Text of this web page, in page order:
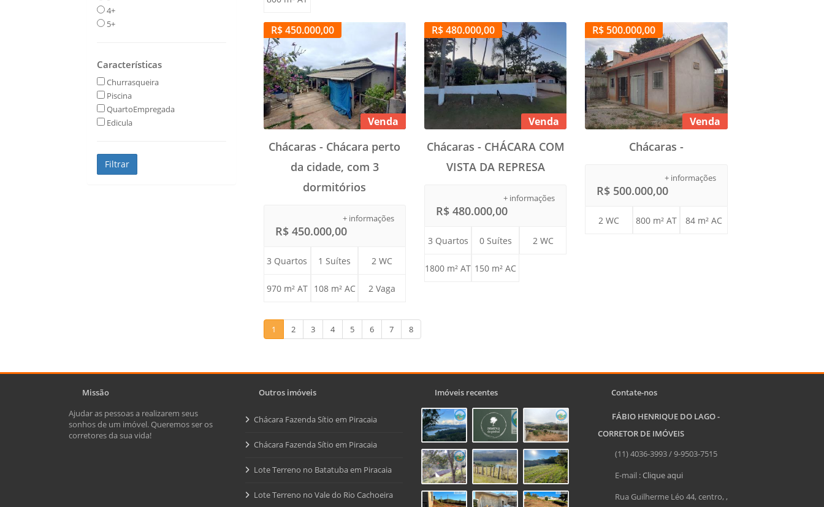
4+
5+
Características
Churrasqueira
Piscina
QuartoEmpregada
Edicula
R$ 450.000,00
Venda
Chácaras - Chácara perto
da cidade, com 3
dormitórios
+ informações
R$ 450.000,00
3 Quartos 1 Suítes 2 WC
970 m² AT 108 m² AC 2 Vaga
R$ 480.000,00
Venda
Chácaras - CHÁCARA COM
VISTA DA REPRESA
+ informações
R$ 480.000,00
3 Quartos 0 Suítes 2 WC
1800 m² AT 150 m² AC
R$ 500.000,00
Venda
Chácaras -
+ informações
R$ 500.000,00
2 WC 800 m² AT 84 m² AC
1 2 3 4 5 6 7 8
Missão
Ajudar as pessoas a realizarem seus
sonhos de um imóvel. Queremos ser os
corretores da sua vida!
Outros imóveis
Chácara Fazenda Sítio em Piracaia
Chácara Fazenda Sítio em Piracaia
Lote Terreno no Batatuba em Piracaia
Lote Terreno no Vale do Rio Cachoeira
Imóveis recentes Contate-nos
FÁBIO HENRIQUE DO LAGO -
CORRETOR DE IMÓVEIS
(11) 4036-3993 / 9-9503-7515
E-mail :Clique aqui
Rua Guilherme Léo 44, centro, ,